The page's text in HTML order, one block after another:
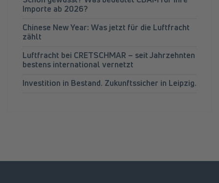
Importe ab 2026?
Chinese New Year: Was jetzt für die Luftfracht
zählt
Luftfracht bei CRETSCHMAR – seit Jahrzehnten
bestens international vernetzt
Investition in Bestand. Zukunftssicher in Leipzig.